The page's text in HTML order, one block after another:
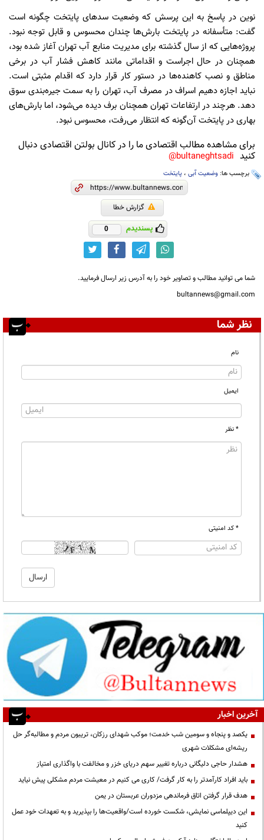
نوین در پاسخ به این پرسش که وضعیت سدهای پایتخت چگونه است
گفت: متأسفانه در پایتخت بارش‌ها چندان محسوس و قابل توجه نبود.
پروژه‌هایی که از سال گذشته برای مدیریت منابع آب تهران آغاز شده بود،
همچنان در حال اجراست و اقداماتی مانند کاهش فشار آب در برخی
مناطق و نصب کاهنده‌ها در دستور کار قرار دارد که اقدام مثبتی است.
نباید اجازه دهیم اسراف در مصرف آب، تهران را به سمت جیره‌بندی سوق
دهد. هرچند در ارتفاعات تهران همچنان برف دیده می‌شود، اما بارش‌های
بهاری در پایتخت آن‌گونه که انتظار می‌رفت، محسوس نبود.
برای مشاهده مطالب اقتصادی ما را در کانال بولتن اقتصادی دنبال
کنید bultaneghtsadi@
برچسب ها: وضعیت آبی ، پایتخت
گزارش خطا
پسندیدم 0
شما می توانید مطالب و تصاویر خود را به آدرس زیر ارسال فرمایید.
bultannews@gmail.com
نظر شما
نام
ایمیل
* نظر
* کد امنیتی
آخرین اخبار
یکصد و پنجاه و سومین شب خدمت؛ موکب شهدای رزکان، تریبون مردم و مطالبه‌گر حل
ریشه‌ای مشکلات شهری
هشدار حاجی دلیگانی درباره تغییر سهم دریای خزر و مخالفت با واگذاری امتیاز
باید افراد کارآمدتر را به کار گرفت/ کاری می کنیم در معیشت مردم مشکلی پیش نیاید
هدف قرار گرفتن اتاق‌ فرماندهی مزدوران عربستان در یمن
این دیپلماسی نمایشی، شکست خورده است/واقعیت‌ها را بپذیرید و به تعهدات خود عمل
کنید